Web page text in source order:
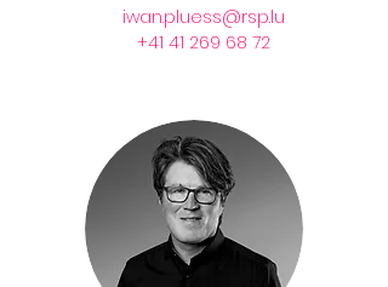
iwan.pluess@rsp.lu
+41 41 269 68 72